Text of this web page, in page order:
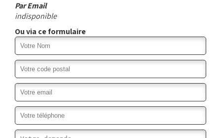
Par Email
indisponible
Ou via ce formulaire